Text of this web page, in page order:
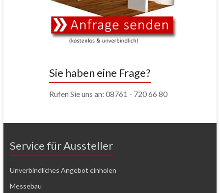
Sie haben eine Frage?
Rufen Sie uns an: 08761 - 720 66 80
Service für Aussteller
Unverbindliches Angebot einholen
Messebau